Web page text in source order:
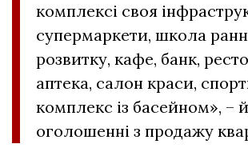
комплексі своя
супермаркети, школа
розвитку, кафе, банк,
аптека, салон краси,
комплекс із басейном», –
оголошенні з продажу